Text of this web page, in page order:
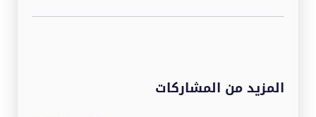
المزيد من المشاركات